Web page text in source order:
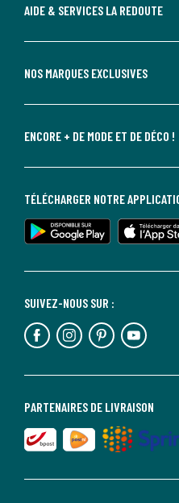
AIDE & SERVICES LA REDOUTE
NOS MARQUES EXCLUSIVES
ENCORE + DE MODE ET DE DÉCO !
PARTENAIRES DE LIVRAISON
SUIVEZ-NOUS SUR :
TÉLÉCHARGER NOTRE